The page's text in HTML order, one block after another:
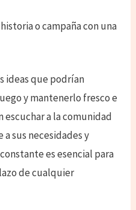
o campaña con una
ideas que podrían
y mantenerlo fresco e
escuchar a la comunidad
sus necesidades y
es esencial para
de cualquier